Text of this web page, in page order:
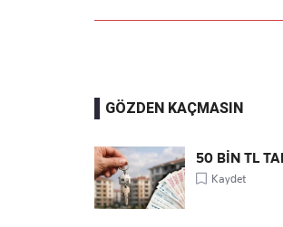
GÖZDEN KAÇMASIN
50 BİN TL
Kaydet